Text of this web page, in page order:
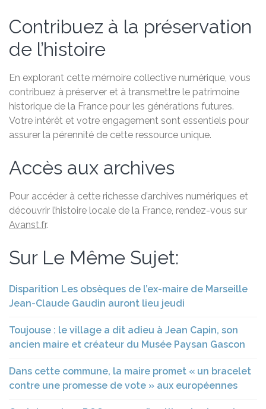
Contribuez à la préservation
de l’histoire
En explorant cette mémoire collective numérique, vous
contribuez à préserver et à transmettre le patrimoine
historique de la France pour les générations futures.
Votre intérêt et votre engagement sont essentiels pour
assurer la pérennité de cette ressource unique.
Accès aux archives
Pour accéder à cette richesse d’archives numériques et
découvrir l’histoire locale de la France, rendez-vous sur
Avanst.fr.
Sur Le Même Sujet:
Disparition Les obsèques de l’ex-maire de Marseille
Jean-Claude Gaudin auront lieu jeudi
Toujouse : le village a dit adieu à Jean Capin, son
ancien maire et créateur du Musée Paysan Gascon
Dans cette commune, la maire promet « un bracelet
contre une promesse de vote » aux européennes